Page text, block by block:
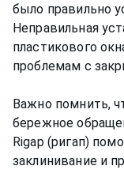
было правильно
Неправильная
пластикового
проблемам с
Важно помнить,
бережное
Rigap (ригап)
заклинивание и